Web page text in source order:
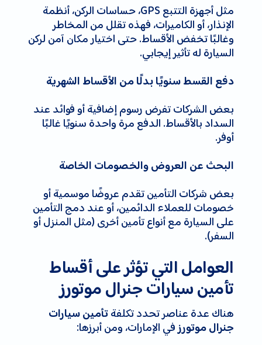
مثل أجهزة التتبع GPS، حساسات الركن، أنظمة
الإنذار، أو الكاميرات، فهذه تقلل من المخاطر
وغالبًا تخفض الأقساط. حتى اختيار مكان آمن لركن
السيارة له تأثير إيجابي.
دفع القسط سنويًا بدلًا من الأقساط الشهرية
بعض الشركات تفرض رسوم إضافية أو فوائد عند
السداد بالأقساط. الدفع مرة واحدة سنويًا غالبًا
أوفر.
البحث عن العروض والخصومات الخاصة
بعض شركات التأمين تقدم عروضًا موسمية أو
خصومات للعملاء الدائمين، أو عند دمج التأمين
على السيارة مع أنواع تأمين أخرى (مثل المنزل أو
السفر).
العوامل التي تؤثر على أقساط
تأمين سيارات جنرال موتورز
هناك عدة عناصر تحدد تكلفةتأمين سيارات
جنرال موتورزفي الإمارات، ومن أبرزها: